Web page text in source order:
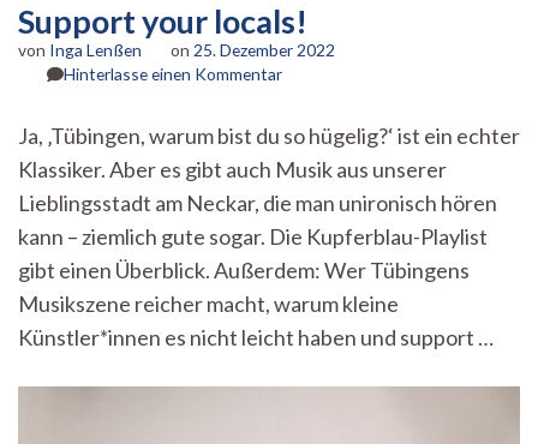
Support your locals!
von Inga Lenßen on 25. Dezember 2022
Hinterlasse einen Kommentarzu
locals!
Ja, ‚Tübingen, warum bist du so hügelig?‘ ist ein echter
Klassiker. Aber es gibt auch Musik aus unserer
Lieblingsstadt am Neckar, die man unironisch hören
kann – ziemlich gute sogar. Die Kupferblau-Playlist
gibt einen Überblick. Außerdem: Wer Tübingens
Musikszene reicher macht, warum kleine
Künstler*innen es nicht leicht haben und support …